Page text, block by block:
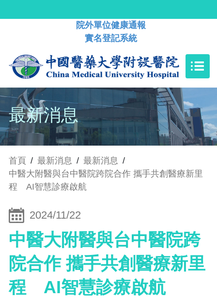
院外單位健康通報
實名登記系統
最新消息
首頁 / 最新消息 / 最新消息 /
中醫大附醫與台中醫院跨院合作 攜手共創醫療新里
程 AI智慧診療啟航
2024/11/22
中醫大附醫與台中醫院跨
院合作 攜手共創醫療新里
程 AI智慧診療啟航